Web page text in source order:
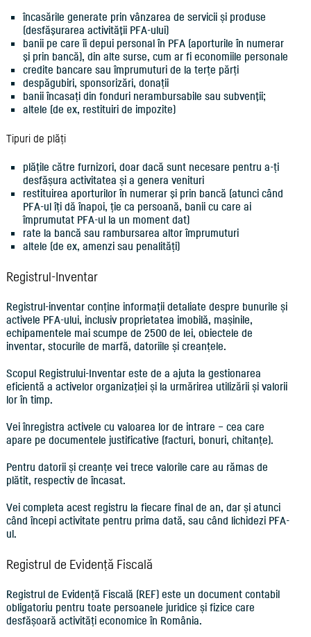
încasările generate prin vânzarea de servicii și produse
(desfăşurarea activităţii PFA-ului)
banii pe care îi depui personal în PFA (aporturile în numerar
şi prin bancă), din alte surse, cum ar fi economiile personale
credite bancare sau împrumuturi de la terțe părți
despăgubiri, sponsorizări, donații
banii încasați din fonduri nerambursabile sau subvenţii;
altele (de ex, restituiri de impozite)
Tipuri de plăți
plățile către furnizori, doar dacă sunt necesare pentru a-ți
desfășura activitatea și a genera venituri
restituirea aporturilor în numerar şi prin bancă (atunci când
PFA-ul îți dă înapoi, ție ca persoană, banii cu care ai
împrumutat PFA-ul la un moment dat)
rate la bancă sau rambursarea altor împrumuturi
altele (de ex, amenzi sau penalități)
Registrul-Inventar
Registrul-inventar conține informații detaliate despre bunurile și
activele PFA-ului, inclusiv proprietatea imobilă, mașinile,
echipamentele mai scumpe de 2500 de lei, obiectele de
inventar, stocurile de marfă, datoriile și creanțele.
Scopul Registrului-Inventar este de a ajuta la gestionarea
eficientă a activelor organizației și la urmărirea utilizării și valorii
lor în timp.
Vei înregistra activele cu valoarea lor de intrare – cea care
apare pe documentele justificative (facturi, bonuri, chitanțe).
Pentru datorii și creanțe vei trece valorile care au rămas de
plătit, respectiv de încasat.
Vei completa acest registru la fiecare final de an, dar și atunci
când începi activitate pentru prima dată, sau când lichidezi PFA-
ul.
Registrul de Evidență Fiscală
Registrul de Evidență Fiscală (REF) este un document contabil
obligatoriu pentru toate persoanele juridice și fizice care
desfășoară activități economice în România.